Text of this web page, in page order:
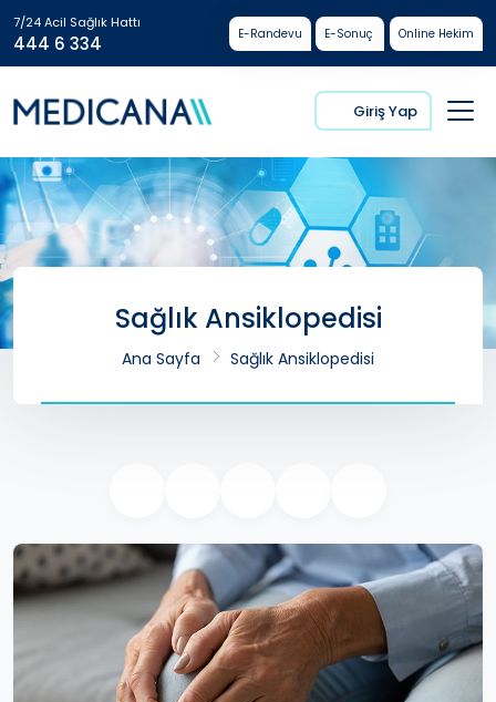
7/24 Acil Sağlık Hattı
444 6 334 E-Randevu E-Sonuç Online Hekim
Giriş Yap
Sağlık Ansiklopedisi
Ana Sayfa Sağlık Ansiklopedisi